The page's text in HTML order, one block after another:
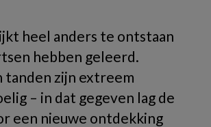
heel anders te ontstaan
hebben geleerd.
tanden zijn extreem
– in dat gegeven lag de
een nieuwe ontdekking